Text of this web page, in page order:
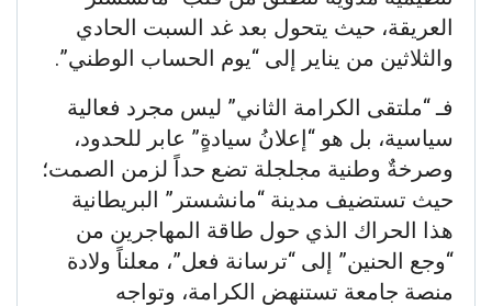
العريقة، حيث يتحول بعد غد السبت الحادي
والثلاثين من يناير إلى “يوم الحساب الوطني”.
فـ “ملتقى الكرامة الثاني” ليس مجرد فعالية
سياسية، بل هو “إعلانُ سيادةٍ” عابر للحدود،
وصرخةٌ وطنية مجلجلة تضع حداً لزمن الصمت؛
حيث تستضيف مدينة “مانشستر” البريطانية
هذا الحراك الذي حول طاقة المهاجرين من
“وجع الحنين” إلى “ترسانة فعل”، معلناً ولادة
منصة جامعة تستنهض الكرامة، وتواجه